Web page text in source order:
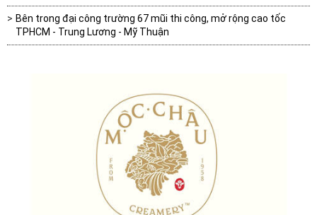
Bên trong đại công trường 67 mũi thi công, mở rộng cao tốc
TPHCM - Trung Lương - Mỹ Thuận